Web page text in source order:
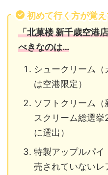
初めて行く方が覚
「北菓楼 新千歳空港
べきなのは…
シュークリーム（
は空港限定）
ソフトクリーム（
スクリーム総選
に選出）
特製アップルパイ
売されていないレ